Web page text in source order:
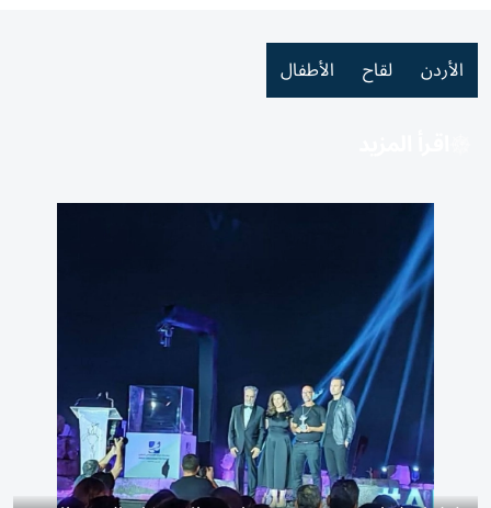
الأردن لقاح الأطفال